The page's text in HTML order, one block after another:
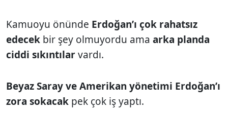
Kamuoyu önünde Erdoğan’ı çok rahatsız
edecek bir şey olmuyordu ama arka planda
ciddi sıkıntılarvardı.
Beyaz Saray ve Amerikan yönetimi Erdoğan’ı
zora sokacak pek çok iş yaptı.